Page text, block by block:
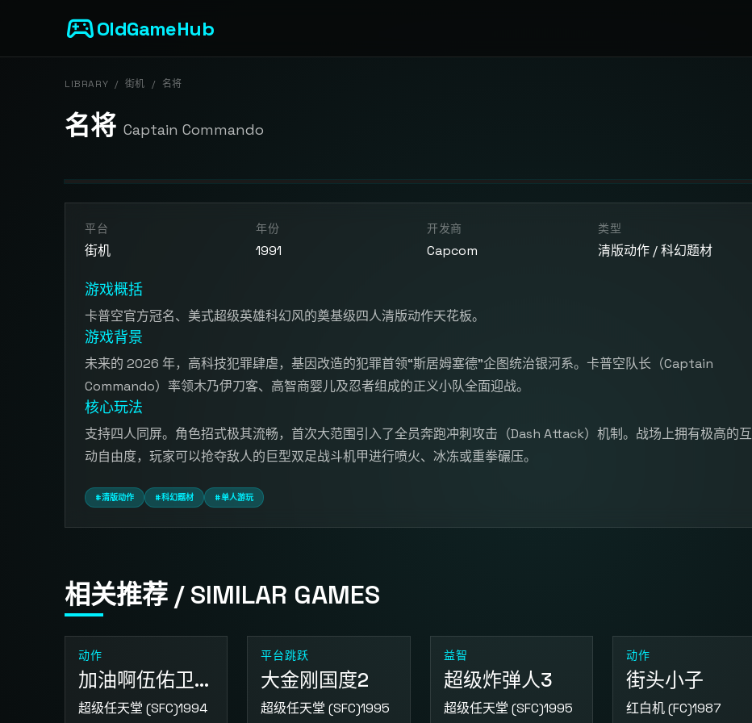
sports_esportsOldGameHub
LIBRARY / 街机 / 名将
名将 Captain Commando
开始游戏
点击按钮加载游戏模拟器
平台
街机
年份
1991
开发商
Capcom
类型
清版动作 / 科幻题材
游戏概括
卡普空官方冠名、美式超级英雄科幻风的奠基级四人清版动作天花板。
游戏背景
未来的 2026 年，高科技犯罪肆虐，基因改造的犯罪首领“斯居姆塞德”企图统治银河系。卡普空队长（Captain
Commando）率领木乃伊刀客、高智商婴儿及忍者组成的正义小队全面迎战。
核心玩法
支持四人同屏。角色招式极其流畅，首次大范围引入了全员奔跑冲刺攻击（Dash Attack）机制。战场上拥有极高的互
动自由度，玩家可以抢夺敌人的巨型双足战斗机甲进行喷火、冰冻或重拳碾压。
#清版动作 #科幻题材 #单人游玩
相关推荐 / SIMILAR GAMES
动作
加油啊伍佑卫门 拯救雪公主
超级任天堂 (SFC)1994
平台跳跃
大金刚国度2
超级任天堂 (SFC)1995
益智
超级炸弹人3
超级任天堂 (SFC)1995
动作
街头小子
红白机 (FC)1987